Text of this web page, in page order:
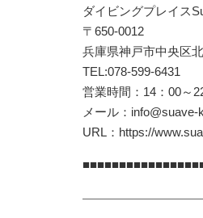
ダイビングプレイス
〒650-0012
兵庫県神戸市中央区
TEL:078-599-6431
営業時間：14：
メール：info@suave-
URL：https://